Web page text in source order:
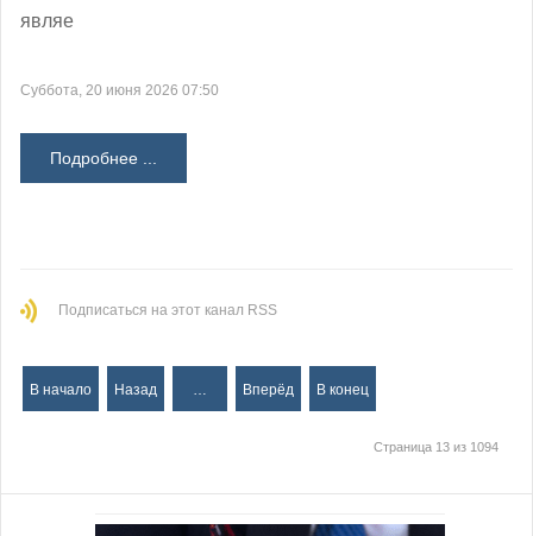
являе
Суббота, 20 июня 2026 07:50
Подробнее ...
Подписаться на этот канал RSS
В начало Назад Вперёд В конец
Страница 13 из 1094